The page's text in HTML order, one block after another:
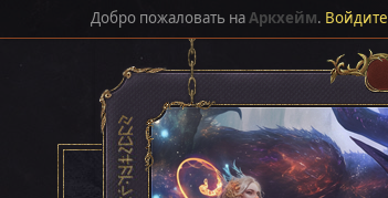
Добро пожаловать наАркхейм. Войдите